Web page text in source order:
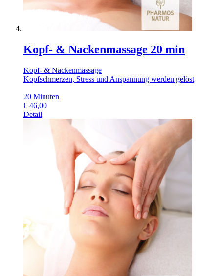
Kopf- & Nackenmassage 20 min
Kopf- & Nackenmassage
Kopfschmerzen, Stress und Anspannung werden gelöst
20 Minuten
€ 46,00
Detail